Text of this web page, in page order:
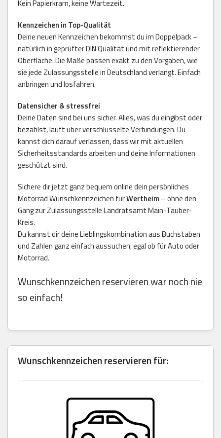
Kein Papierkram, keine Wartezeit.
Kennzeichen in Top-Qualität
Deine neuen Kennzeichen bekommst du im Doppelpack –
natürlich in geprüfter DIN Qualität und mit reflektierender
Oberfläche. Die Maße passen exakt zu den Vorgaben, wie
sie jede Zulassungsstelle in Deutschland verlangt. Einfach
anbringen und losfahren.
Datensicher & stressfrei
Deine Daten sind bei uns sicher. Alles, was du eingibst oder
bezahlst, läuft über verschlüsselte Verbindungen. Du
kannst dich darauf verlassen, dass wir mit aktuellen
Sicherheitsstandards arbeiten und deine Informationen
geschützt sind.
Sichere dir jetzt ganz bequem online dein persönliches
Motorrad Wunschkennzeichen fürWertheim– ohne den
Gang zur Zulassungsstelle Landratsamt Main-Tauber-
Kreis.
Du kannst dir deine Lieblingskombination aus Buchstaben
und Zahlen ganz einfach aussuchen, egal ob für Auto oder
Motorrad.
Wunschkennzeichen reservieren war noch nie
so einfach!
Wunschkennzeichen reservieren für: